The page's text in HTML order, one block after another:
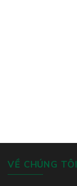
VỀ CHÚNG TÔI